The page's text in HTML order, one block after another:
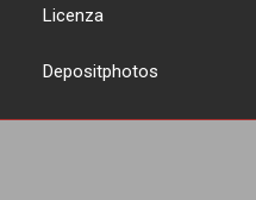
Licenza
Depositphotos